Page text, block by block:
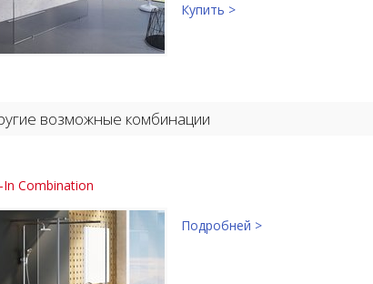
Купить >
возможные комбинации
In Combination
Подробней >